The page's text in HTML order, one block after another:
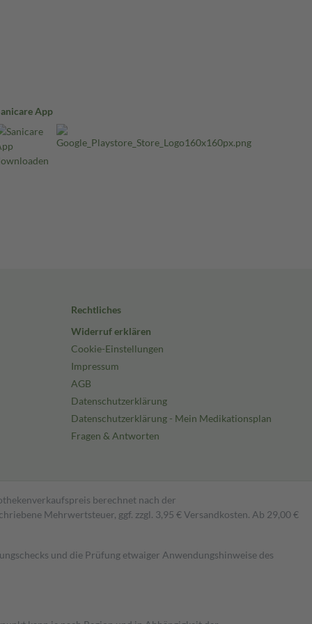
App
Rechtliches
Widerruf erklären
Cookie-Einstellungen
Impressum
AGB
Datenschutzerklärung
Datenschutzerklärung - Mein Medikationsplan
Fragen & Antworten
berechnet nach der
Mehrwertsteuer, ggf. zzgl. 3,95 € Versandkosten. Ab 29,00 €
und die Prüfung etwaiger Anwendungshinweise des